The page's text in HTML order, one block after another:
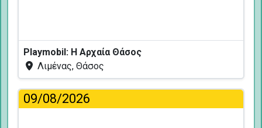
Playmobil: Η Αρχαία Θάσος
Λιμένας, Θάσος
09/08/2026